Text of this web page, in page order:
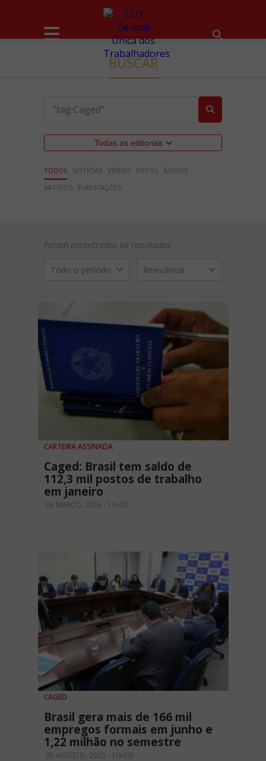
BUSCAR
Todas as editorias
TODOS NOTÍCIAS VÍDEOS FOTOS ÁUDIOS
ARTIGOS
PUBLICAÇÕES
Foram encontrados 66 resultados
Todo o período Relevância
CARTEIRA ASSINADA
Caged: Brasil tem saldo de
112,3 mil postos de trabalho
em janeiro
03 MARÇO, 2026 - 11H52
CAGED
Brasil gera mais de 166 mil
empregos formais em junho e
1,22 milhão no semestre
05 AGOSTO, 2025 - 10H09